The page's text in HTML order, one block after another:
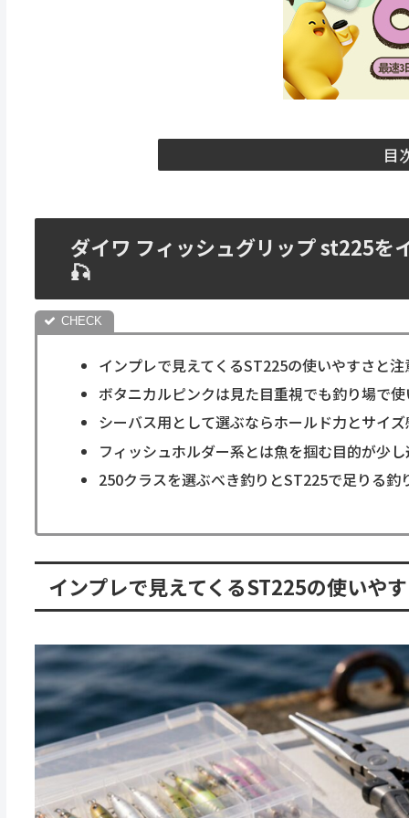
目
ダイワ フィッシュグリップ st225を
🎣
インプレで見えてくるST225の使いやすさと注
ボタニカルピンクは見た目重視でも釣り場で
シーバス用として選ぶならホールド力とサイ
フィッシュホルダー系とは魚を掴む目的が少
250クラスを選ぶべき釣りとST225で足りる釣
インプレで見えてくるST225の使いや